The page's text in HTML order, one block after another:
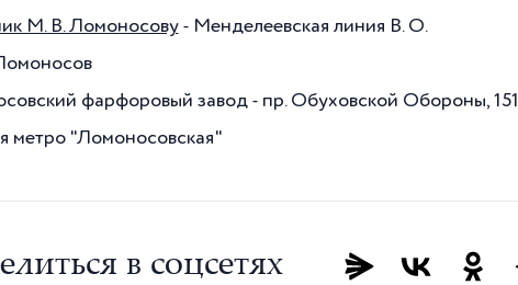
М. В. Ломоносову- Менделеевская линия В. О.
фарфоровый завод - пр. Обуховской Обороны, 151
метро "Ломоносовская"
в соцсетях